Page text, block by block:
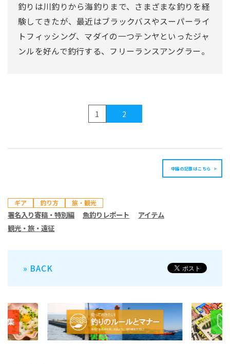
釣りは川釣りから海釣りまで、さまざまな釣りを経
験してきたが、最近はブラックバスやスーパーライ
トフィッシング、マダイの一つテンヤといったジャ
ンルを好んで釣行する、フリーランスアングラー。
1 2
中編の記事はこちら
ギア 釣り方 旅・観光
署名入り寄稿・特別編 魚釣りレポート
アイテム
観光・旅・遠征
» BACK